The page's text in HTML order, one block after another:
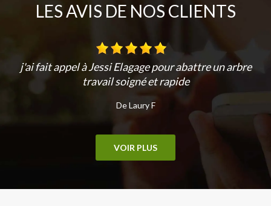
LES AVIS DE NOS CLIENTS
j'ai fait appel à Jessi Elagage pour abattre un arbre
travail soigné et rapide
De Laury F
VOIR PLUS